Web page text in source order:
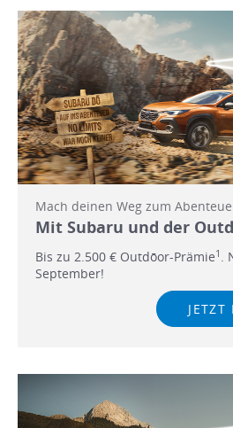
Mach deinen Weg zum
Mit Subaru und der
Bis zu 2.500 € Outdōor-Prämie1 .
September!
JETZT